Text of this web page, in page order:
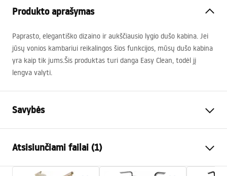
Produkto aprašymas
Paprasto, elegantiško dizaino ir aukščiausio lygio dušo kabina. Jei
jūsų vonios kambariui reikalingos šios funkcijos, mūsų dušo kabina
yra kaip tik jums.Šis produktas turi danga Easy Clean, todėl jį
lengva valyti.
Savybės
Spalva
Kabinos tipas
Kampas
Atsisiunčiami failai (1)